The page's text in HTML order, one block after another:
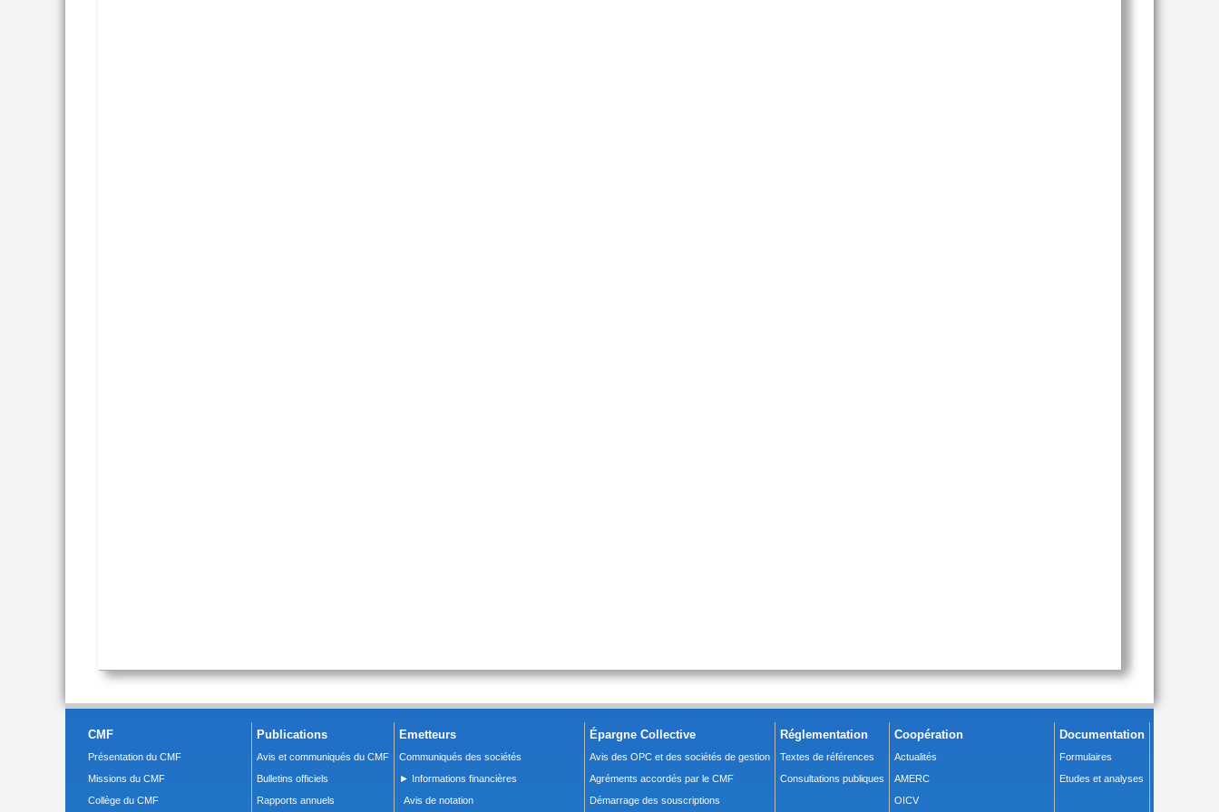
CMF
Présentation du CMF
Missions du CMF
Collège du CMF
Publications
Avis et communiqués du CMF
Bulletins officiels
Rapports annuels
Emetteurs
Communiqués des sociétés
► Informations financières
Avis de notation
Épargne Collective
Avis des OPC et des sociétés de gestion
Agréments accordés par le CMF
Démarrage des souscriptions
Réglementation
Textes de références
Consultations publiques
Coopération
Actualités
AMERC
OICV
Documentation
Formulaires
Etudes et analyses